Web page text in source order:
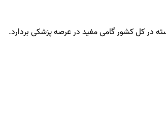
در کل کشور گامی مفید در عرصه پزشکی بردارد.